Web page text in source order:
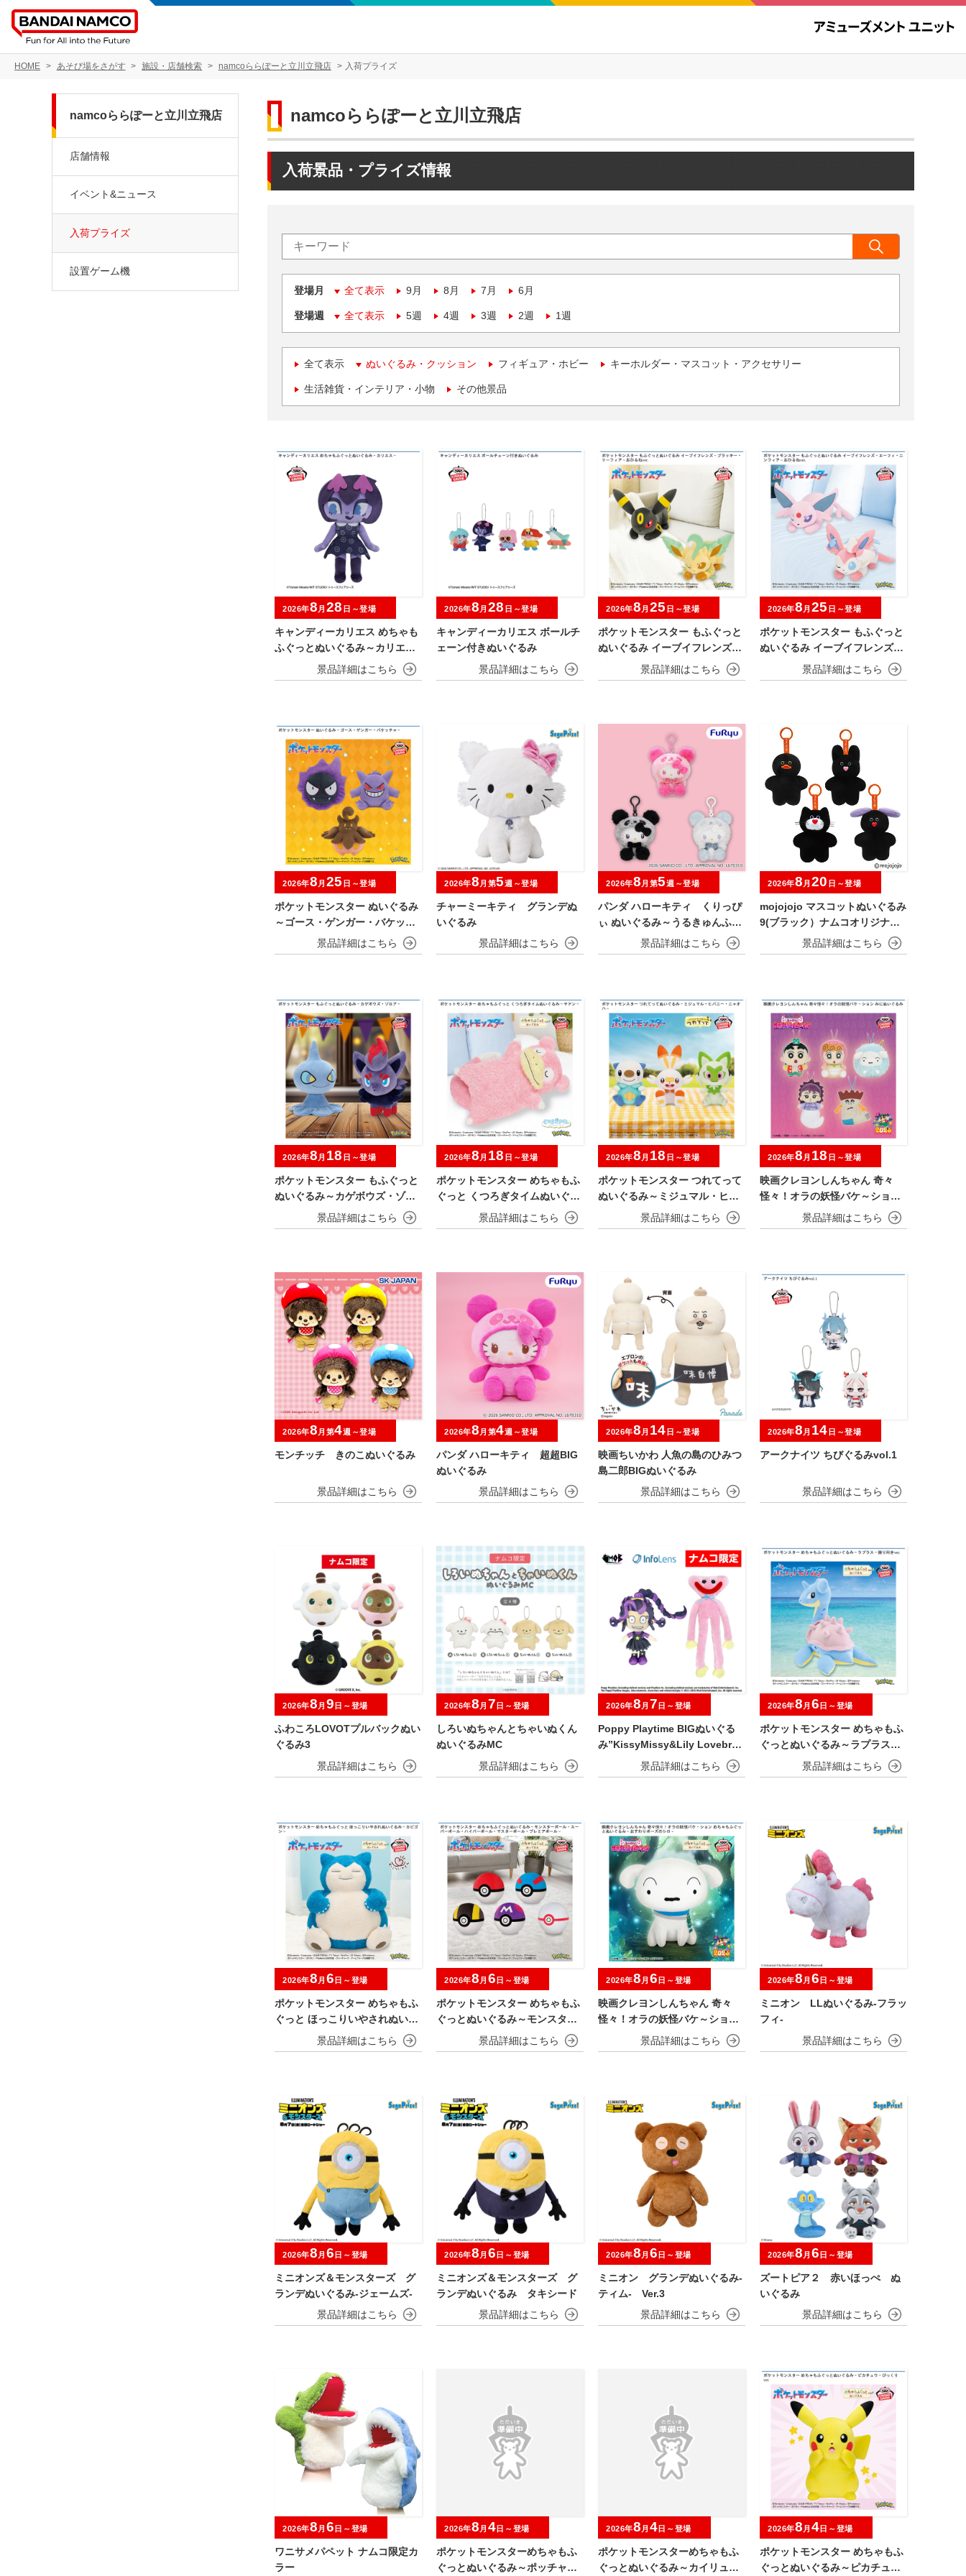
HOME あそび場をさがす 施設・店舗検索 namcoららぽーと立川立飛店 入荷プライズ
namcoららぽーと立川立飛店
入荷景品・プライズ情報
登場月 全て表示 9月 8月 7月 6月
登場週 全て表示 5週 4週 3週 2週 1週
全て表示 ぬいぐるみ・クッション フィギュア・ホビー キーホルダー・マスコット・アクセサリー
生活雑貨・インテリア・小物 その他景品
キャンディーカリエス めちゃも
ふぐっとぬいぐるみ～カリエス
2026年8 月 28 日～登場
キャンディーカリエス ボールチ
ェーン付きぬいぐるみ
2026年8 月 28 日～登場
ポケットモンスター もふぐっと
ぬいぐるみ イーブイフレンズ～
ブラッキー・リーフィア～おひ
るねver.
2026年8 月 25 日～登場
ポケットモンスター もふぐっと
ぬいぐるみ イーブイフレンズ～
エーフィ・ニンフィア～おひる
ねver.
2026年8 月 25 日～登場
ポケットモンスター ぬいぐるみ
～ゴース・ゲンガー・バケッチ
2026年8 月 25 日～登場
チャーミーキティ グランデぬ
いぐるみ
2026年8 月第5週～登場
パンダ ハローキティ くりっぴ
ぃ ぬいぐるみ～うるきゅんふわ
2026年8 月第5週～登場
mojojojo マスコットぬいぐるみ
9(ブラック）ナムコオリジナル
2026年8 月 20 日～登場
ポケットモンスター もふぐっと
ぬいぐるみ～カゲボウズ・ゾロ
2026年8 月 18 日～登場
ポケットモンスター めちゃもふ
ぐっと くつろぎタイムぬいぐる
み～ヤドン～
2026年8 月 18 日～登場
ポケットモンスター つれてって
ぬいぐるみ～ミジュマル・ヒバ
ニー・ニャオハ～
2026年8 月 18 日～登場
映画クレヨンしんちゃん 奇々
怪々！オラの妖怪バケ～ション
みにぬいぐるみ
2026年8 月 18 日～登場
モンチッチ きのこぬいぐるみ
2026年8 月第4週～登場
パンダ ハローキティ 超超BIG
ぬいぐるみ
2026年8 月第4週～登場
映画ちいかわ 人魚の島のひみつ
島二郎BIGぬいぐるみ
2026年8 月 14 日～登場
アークナイツ ちびぐるみvol.1
2026年8 月 14 日～登場
ふわころLOVOTプルバックぬい
ぐるみ3
2026年8 月 9 日～登場
しろいぬちゃんとちゃいぬくん
ぬいぐるみMC
2026年8 月 7 日～登場
Poppy Playtime BIGぬいぐる
み”KissyMissy&Lily Lovebrai
2026年8 月 7 日～登場
ポケットモンスター めちゃもふ
ぐっとぬいぐるみ～ラプラス～
振り向きver.
2026年8 月 6 日～登場
ポケットモンスター めちゃもふ
ぐっと ほっこりいやされぬいぐ
るみ～カビゴン～
2026年8 月 6 日～登場
ポケットモンスター めちゃもふ
ぐっとぬいぐるみ～モンスター
ボール・スーパーボール・ハイ
パーボール・マスターボール・
2026年8 月 6 日～登場
映画クレヨンしんちゃん 奇々
怪々！オラの妖怪バケ～ション
めちゃもふぐっとぬいぐるみ～
おすわりポーズのシロ～
2026年8 月 6 日～登場
ミニオン LLぬいぐるみ‐フラッ
フィ‐
2026年8 月 6 日～登場
ミニオンズ＆モンスターズ グ
ランデぬいぐるみ‐ジェームズ‐
2026年8 月 6 日～登場
ミニオンズ＆モンスターズ グ
ランデぬいぐるみ タキシード
2026年8 月 6 日～登場
ミニオン グランデぬいぐるみ‐
ティム‐ Ver.3
2026年8 月 6 日～登場
ズートピア２ 赤いほっぺ ぬ
いぐるみ
2026年8 月 6 日～登場
ワニサメパペット ナムコ限定カ
ラー
2026年8 月 6 日～登場
ポケットモンスターめちゃもふ
ぐっとぬいぐるみ～ポッチャマ
2026年8 月 4日～登場
ポケットモンスターめちゃもふ
ぐっとぬいぐるみ～カイリュー
2026年8 月 4日～登場
ポケットモンスター めちゃもふ
ぐっとぬいぐるみ～ピカチュウ
2026年8 月 4日～登場
namcoららぽーと立川立飛店
店舗情報
イベント&ニュース
入荷プライズ
設置ゲーム機